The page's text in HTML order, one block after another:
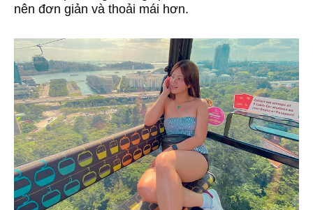
nên đơn giản và thoải mái hơn.